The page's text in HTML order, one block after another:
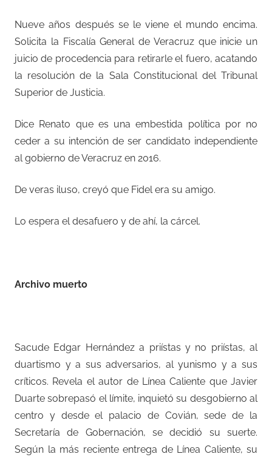
Nueve años después se le viene el mundo encima.
Solicita la Fiscalía General de Veracruz que inicie un
juicio de procedencia para retirarle el fuero, acatando
la resolución de la Sala Constitucional del Tribunal
Superior de Justicia.
Dice Renato que es una embestida política por no
ceder a su intención de ser candidato independiente
al gobierno de Veracruz en 2016.
De veras iluso, creyó que Fidel era su amigo.
Lo espera el desafuero y de ahí, la cárcel.
Archivo muerto
Sacude Edgar Hernández a priístas y no priístas, al
duartismo y a sus adversarios, al yunismo y a sus
críticos. Revela el autor de Línea Caliente que Javier
Duarte sobrepasó el límite, inquietó su desgobierno al
centro y desde el palacio de Covián, sede de la
Secretaría de Gobernación, se decidió su suerte.
Según la más reciente entrega de Línea Caliente, su